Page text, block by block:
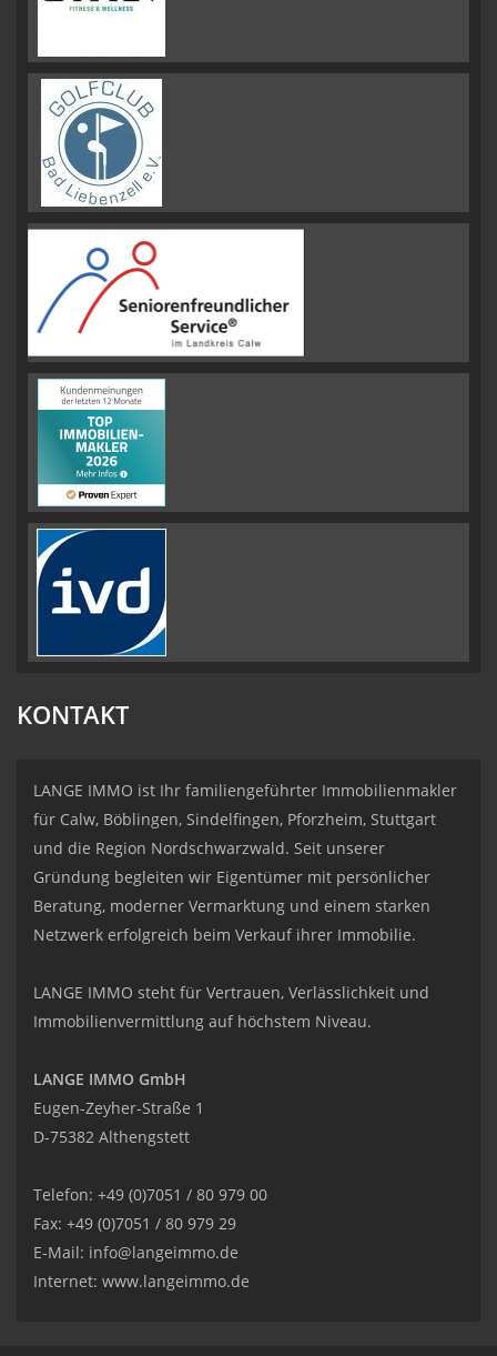
KONTAKT
LANGE IMMO ist Ihr familiengeführter Immobilienmakler
für Calw, Böblingen, Sindelfingen, Pforzheim, Stuttgart
und die Region Nordschwarzwald. Seit unserer
Gründung begleiten wir Eigentümer mit persönlicher
Beratung, moderner Vermarktung und einem starken
Netzwerk erfolgreich beim Verkauf ihrer Immobilie.
LANGE IMMO steht für Vertrauen, Verlässlichkeit und
Immobilienvermittlung auf höchstem Niveau.
LANGE IMMO GmbH
Eugen-Zeyher-Straße 1
D-75382 Althengstett
Telefon: +49 (0)7051 / 80 979 00
Fax: +49 (0)7051 / 80 979 29
E-Mail: info@langeimmo.de
Internet: www.langeimmo.de